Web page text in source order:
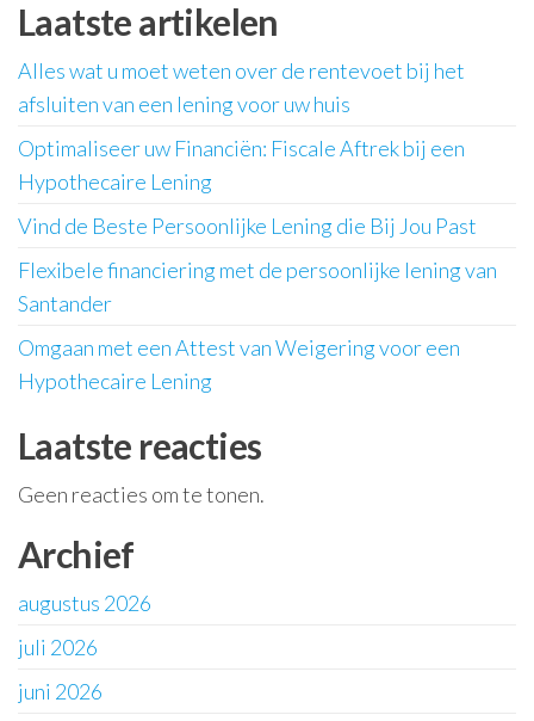
Laatste artikelen
Alles wat u moet weten over de rentevoet bij het
afsluiten van een lening voor uw huis
Optimaliseer uw Financiën: Fiscale Aftrek bij een
Hypothecaire Lening
Vind de Beste Persoonlijke Lening die Bij Jou Past
Flexibele financiering met de persoonlijke lening van
Santander
Omgaan met een Attest van Weigering voor een
Hypothecaire Lening
Laatste reacties
Geen reacties om te tonen.
Archief
augustus 2026
juli 2026
juni 2026